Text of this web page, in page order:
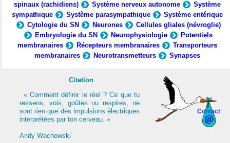
spinaux (rachidiens)
Système nerveux autonome
Système
sympathique
Système parasympathique
Système entérique
Cytologie du SN
Neurones
Cellules gliales (névroglie)
Embryologie du SN
Neurophysiologie
Potentiels
membranaires
Récepteurs membranaires
Transporteurs
membranaires
Neurotransmetteurs Synapses
Contact
Citation
« Comment définir le réel ? Ce que tu
ressens, vois, goûtes ou respires, ne
sont rien que des impulsions électriques
interprétées par ton cerveau. »
Andy Wachowski